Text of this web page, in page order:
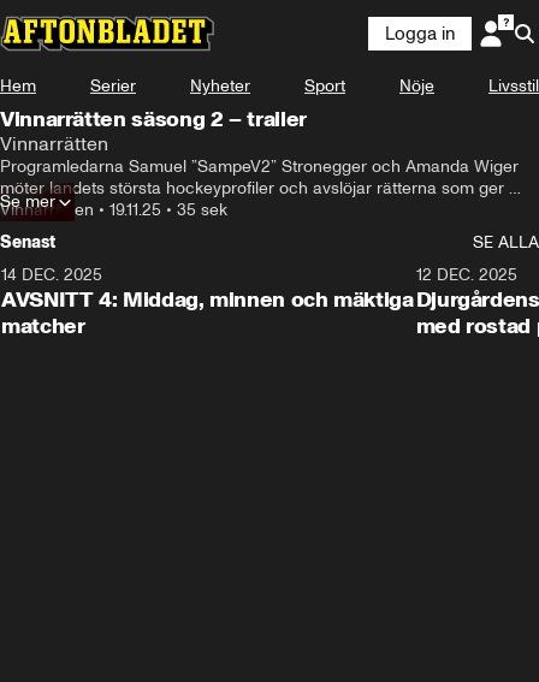
Logga in
Hem Serier Nyheter Sport Nöje Livsstil
Vinnarrätten säsong 2 – trailer
Vinnarrätten
Programledarna Samuel ”SampeV2” Stronegger och Amanda Wiger
möter landets största hockeyprofiler och avslöjar rätterna som ger
energi, gemenskap och vinnarkänsla – både på och utanför isen.
Vinnarrätten • 19.11.25 • 35 sek
Se mer
Senast
SE ALLA
14 DEC. 2025
AVSNITT 4: Middag, minnen och mäktiga
matcher
12 DEC. 2025
med rostad